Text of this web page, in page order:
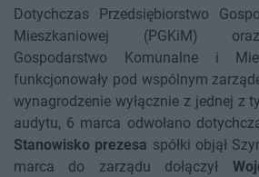
Dotychczas Przedsiębiorstwo
Mieszkaniowej (PGKiM)
Gospodarstwo Komunalne i
funkcjonowały pod wspólnym
wynagrodzenie wyłącznie z jednej z
audytu, 6 marca odwołano
Stanowisko prezesa spółki objął
marca do zarządu dołączył